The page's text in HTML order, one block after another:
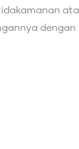
dengan